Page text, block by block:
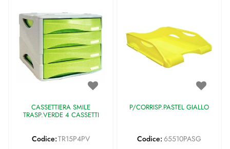
CASSETTIERA SMILE
TRASP.VERDE 4 CASSETTI
Codice:TR15P4PV
P/CORRISP.PASTEL GIALLO
Codice: 65510PASG